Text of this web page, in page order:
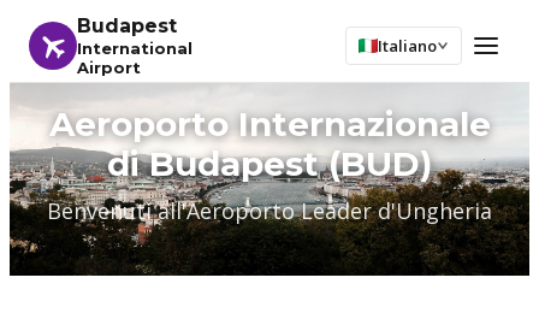
Budapest
International
Airport
Italiano
Aeroporto Internazionale
di Budapest (BUD)
Benvenuti all'Aeroporto Leader d'Ungheria